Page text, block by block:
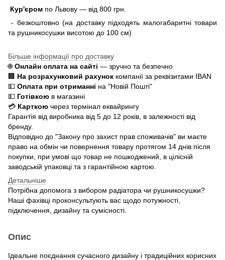
Кур'єром по Львову — від 800 грн.
- безкоштовно (на доставку підходять малогабаритні товари
та рушникосушки висотою до 100 см)
Більше інформації про доставку
🌐Онлайн оплата на сайті — зручно та безпечно
🏢 На розрахунковий рахунок компанії за реквізитами IBAN
💵 Оплата при отриманні на "Новій Пошті"
💵 Готівкою в магазині
💳 Карткою через термінал еквайрингу
Гарантія від виробника від 5 до 12 років, в залежності від
бренду.
Відповідно до "Закону про захист прав споживачів" ви маєте
право на обмін чи повернення товару протягом 14 днів після
покупки, при умові що товар не пошкоджений, в цілісній
заводській упаковці та з гарантійною картою.
Детальніше
Потрібна допомога з вибором радіатора чи рушникосушки?
Наші фахівці проконсультують вас щодо потужності,
підключення, дизайну та сумісності.
Опис
Ідеальне поєднання сучасного дизайну і традиційних корисних